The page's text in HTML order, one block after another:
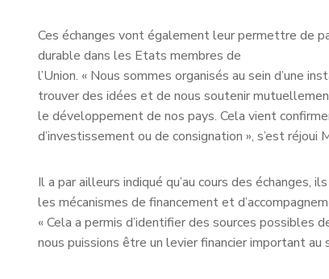
Ces échanges vont également leur permettre de
durable dans les Etats membres de
l’Union. « Nous sommes organisés au sein d’une
trouver des idées et de nous soutenir
le développement de nos pays. Cela vient
d’investissement ou de consignation », s’est réjoui
Il a par ailleurs indiqué qu’au cours des échanges,
les mécanismes de financement et
« Cela a permis d’identifier des sources possibles
nous puissions être un levier financier important